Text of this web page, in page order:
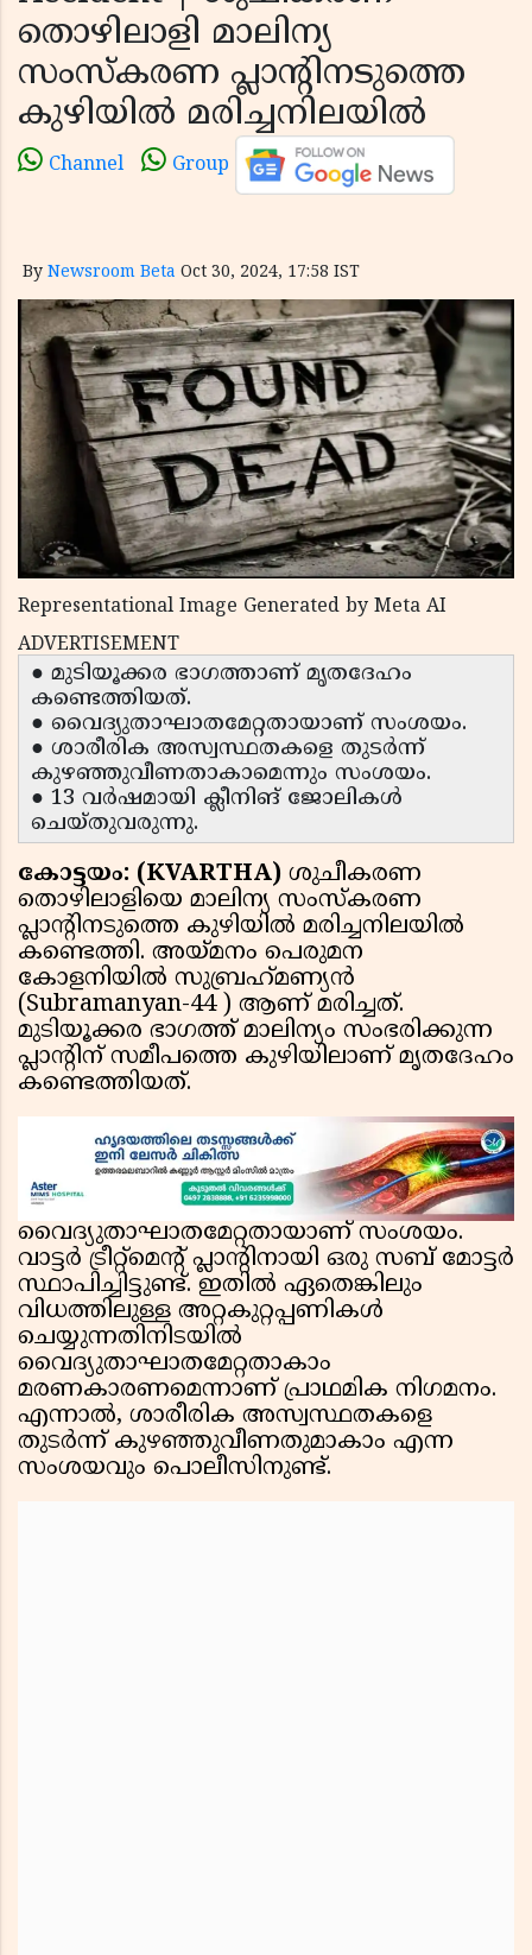
തൊഴിലാളി മാലിന്യ
സംസ്‌കരണ പ്ലാന്റിനടുത്തെ
കുഴിയില്‍ മരിച്ചനിലയില്‍
Channel Group
By Newsroom Beta Oct 30, 2024, 17:58 IST
Representational Image Generated by Meta AI
ADVERTISEMENT
● മുടിയൂക്കര ഭാഗത്താണ് മൃതദേഹം
കണ്ടെത്തിയത്.
● വൈദ്യുതാഘാതമേറ്റതായാണ് സംശയം.
● ശാരീരിക അസ്വസ്ഥതകളെ തുടര്‍ന്ന്
കുഴഞ്ഞുവീണതാകാമെന്നും സംശയം.
● 13 വര്‍ഷമായി ക്ലീനിങ് ജോലികള്‍
ചെയ്തുവരുന്നു.
കോട്ടയം: (KVARTHA) ശുചീകരണ
തൊഴിലാളിയെ മാലിന്യ സംസ്‌കരണ
പ്ലാന്റിനടുത്തെ കുഴിയില്‍ മരിച്ചനിലയില്‍
കണ്ടെത്തി. അയ്മനം പെരുമന
കോളനിയില്‍ സുബ്രഹ്‌മണ്യന്‍
(Subramanyan-44 ) ആണ് മരിച്ചത്.
മുടിയൂക്കര ഭാഗത്ത് മാലിന്യം സംഭരിക്കുന്ന
പ്ലാന്റിന് സമീപത്തെ കുഴിയിലാണ് മൃതദേഹം
കണ്ടെത്തിയത്.
വൈദ്യുതാഘാതമേറ്റതായാണ് സംശയം.
വാട്ടര്‍ ട്രീറ്റ്‌മെന്റ് പ്ലാന്റിനായി ഒരു സബ് മോട്ടര്‍
സ്ഥാപിച്ചിട്ടുണ്ട്. ഇതില്‍ ഏതെങ്കിലും
വിധത്തിലുള്ള അറ്റകുറ്റപ്പണികള്‍
ചെയ്യുന്നതിനിടയില്‍
വൈദ്യുതാഘാതമേറ്റതാകാം
മരണകാരണമെന്നാണ് പ്രാഥമിക നിഗമനം.
എന്നാല്‍, ശാരീരിക അസ്വസ്ഥതകളെ
തുടര്‍ന്ന് കുഴഞ്ഞുവീണതുമാകാം എന്ന
സംശയവും പൊലീസിനുണ്ട്.